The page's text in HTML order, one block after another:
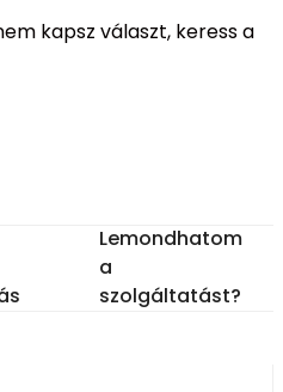
kapsz választ, keress a
Lemondhatom
a
szolgáltatást?